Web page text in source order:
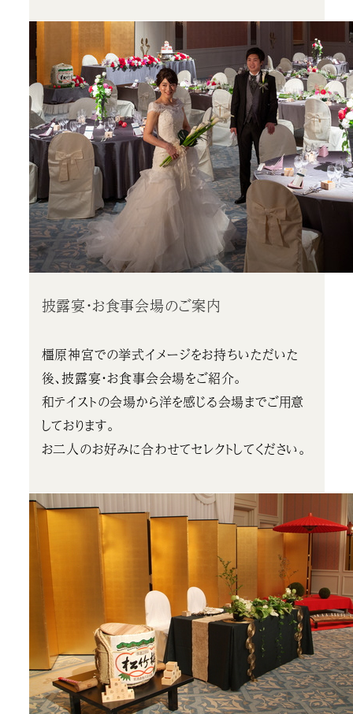
披露宴・お食事会場のご案内
橿原神宮での挙式イメージをお持ちいただいた
後、披露宴・お食事会会場をご紹介。
和テイストの会場から洋を感じる会場までご用意
しております。
お二人のお好みに合わせてセレクトしてください。